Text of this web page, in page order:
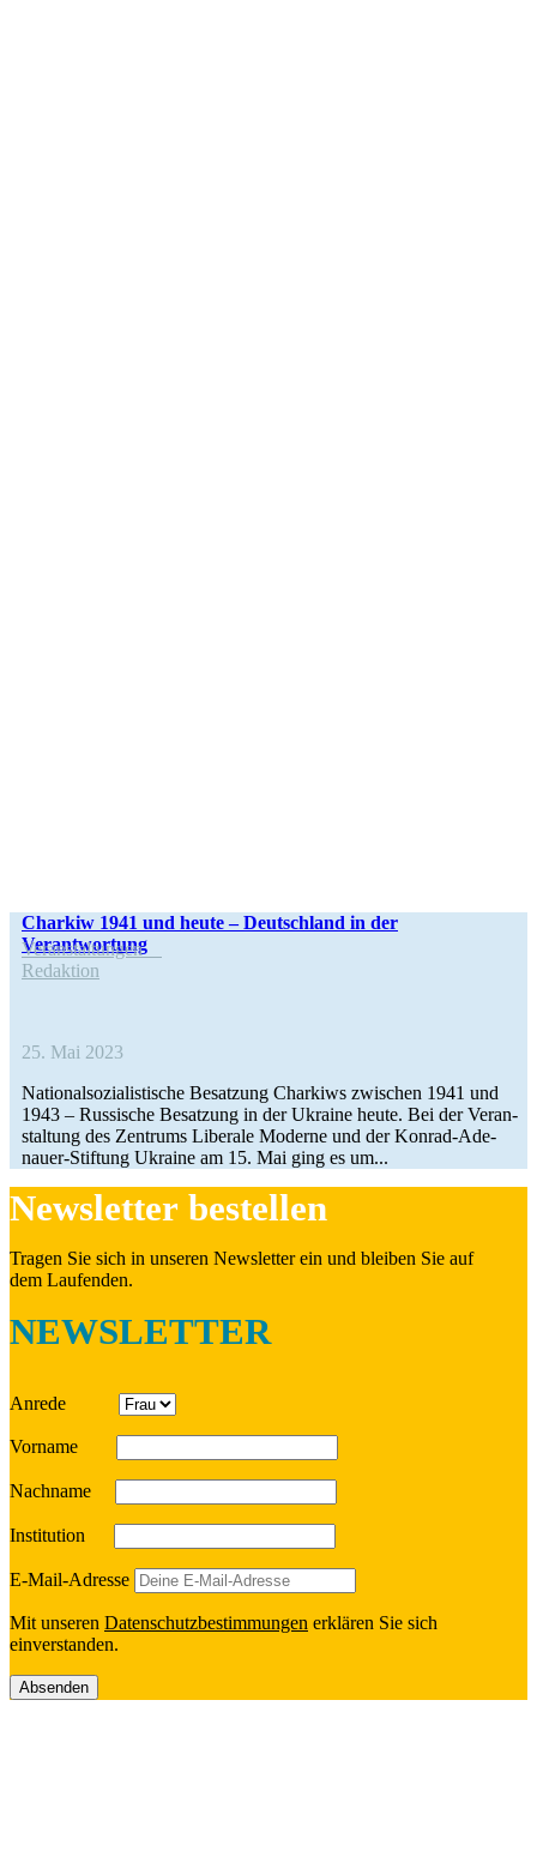
Charkiw 1941 und heute – Deutsch­land in der
Verantwortung
Ver­an­stal­tun­gen
Redak­tion
25. Mai 2023
Natio­nal­so­zia­lis­ti­sche Besat­zung Char­kiws zwi­schen 1941 und
1943 – Rus­si­sche Besat­zung in der Ukraine heute. Bei der Ver­an­
stal­tung des Zen­trums Libe­rale Moderne und der Konrad-Ade­­­
nauer-Stif­­­tung Ukraine am 15. Mai ging es um...
News­let­ter bestellen
Tragen Sie sich in unseren News­let­ter ein und bleiben Sie auf
dem Laufenden.
NEWSLETTER
Anrede
Vorname
Nach­name
Insti­tu­tion
E‑Mail-Adresse
Mit unseren Daten­schutz­be­stim­mun­gen erklä­ren Sie sich
einverstanden.